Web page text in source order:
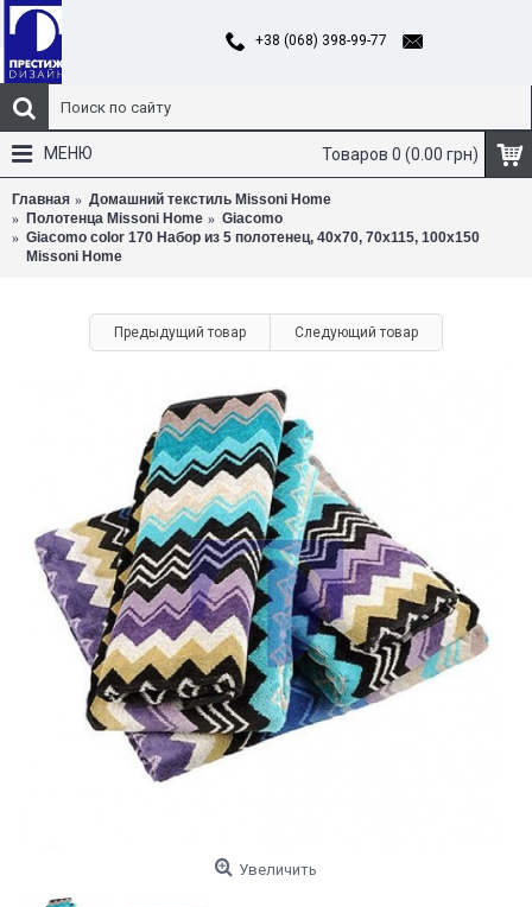
+38 (068) 398-99-77
Товаров 0 (0.00 грн)
МЕНЮ
Главная
Домашний текстиль Missoni Home
Полотенца Missoni Home
Giacomo
Giacomo color 170 Набор из 5 полотенец, 40x70, 70х115, 100х150
Missoni Home
Предыдущий товар Следующий товар
Увеличить